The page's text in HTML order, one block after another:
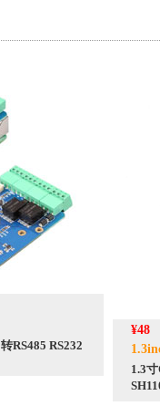
RS485 RS232
¥48
1.3